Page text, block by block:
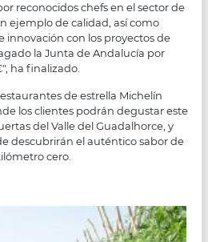
reconocidos chefs en el sector de
ejemplo de calidad, así como
con los proyectos de
la Junta de Andalucía por
ha finalizado.
de estrella Michelín
los clientes podrán degustar este
del Valle del Guadalhorce, y
descubrirán el auténtico sabor de
cero.